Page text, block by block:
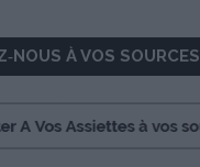
À VOS SOURCES